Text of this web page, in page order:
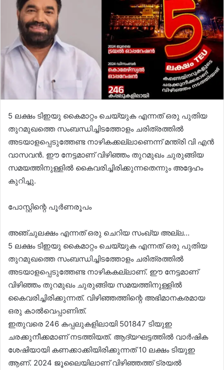
5 ലക്ഷം ടിഇയു കൈമാറ്റം ചെയ്യുക എന്നത് ഒരു പുതിയ
തുറമുഖത്തെ സംബന്ധിച്ചിടത്തോളം ചരിത്രത്തിൽ
അടയാളപ്പെടുത്തേണ്ട നാഴികക്കല്ലാണെന്ന് മന്ത്രി വി എൻ
വാസവൻ. ഈ നേട്ടമാണ് വിഴിഞ്ഞം തുറമുഖം ചുരുങ്ങിയ
സമയത്തിനുള്ളിൽ കൈവരിച്ചിരിക്കുന്നതെന്നും അദ്ദേഹം
കുറിച്ചു.
പോസ്റ്റിന്റെ പൂർണരൂപം
അഞ്ചുലക്ഷം എന്നത് ഒരു ചെറിയ സംഖ്യ അല്ല…
5 ലക്ഷം ടിഇയു കൈമാറ്റം ചെയ്യുക എന്നത് ഒരു പുതിയ
തുറമുഖത്തെ സംബന്ധിച്ചിടത്തോളം ചരിത്രത്തിൽ
അടയാളപ്പെടുത്തേണ്ട നാഴികകല്ലാണ്. ഈ നേട്ടമാണ്
വിഴിഞ്ഞം തുറമുഖം ചുരുങ്ങിയ സമയത്തിനുള്ളിൽ
കൈവരിച്ചിരിക്കുന്നത്. വിഴിഞ്ഞത്തിന്റെ അഭിമാനകരമായ
ഒരു കാൽവെപ്പാണിത്.
ഇതുവരെ 246 കപ്പലുകളിലായി 501847 ടിയുഇ
ചരക്കുനീക്കമാണ് നടത്തിയത്. ആദ്യഘട്ടത്തിൽ വാർഷിക
ശേഷിയായി കണക്കാക്കിയിരിക്കുന്നത് 10 ലക്ഷം ടിയുഇ
ആണ്. 2024 ജൂലൈയിലാണ് വിഴിഞ്ഞത്ത് ട്രയൽ